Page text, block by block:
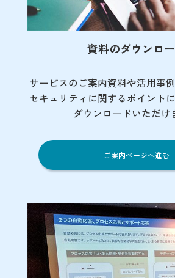
資料のダウンロ
サービスのご案内資料や活用事例
セキュリティに関するポイント
ダウンロードいただけ
ご案内ページへ進む